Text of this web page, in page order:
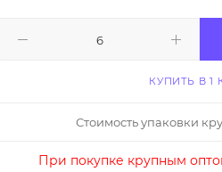
КУПИТЬ В 1
Стоимость упаковки
При покупке крупным